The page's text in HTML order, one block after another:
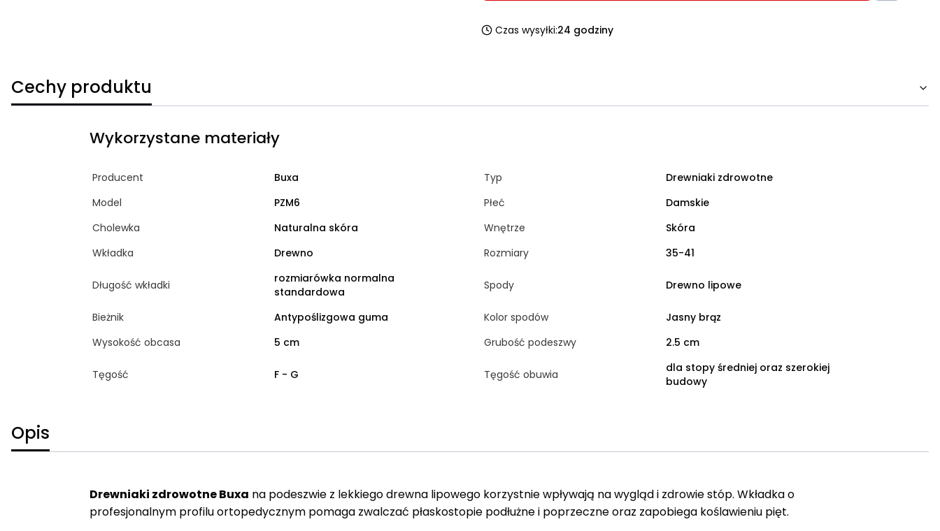
Czas wysyłki:24 godziny
Cechy produktu
Wykorzystane materiały
Producent Buxa Typ
Drewniaki zdrowotne
Model
PZM6 Płeć
Damskie
Cholewka
Naturalna skóra Wnętrze
Skóra
Wkładka
Drewno Rozmiary 35-41
Długość wkładki
rozmiarówka normalna
standardowa
Spody Drewno lipowe
Bieżnik Antypoślizgowa guma Kolor spodów
Jasny brąz
Wysokość obcasa
5 cm Grubość podeszwy 2.5 cm
Tęgość F - G Tęgość obuwia
dla stopy średniej oraz szerokiej
budowy
Opis
Drewniaki zdrowotneBuxa na podeszwie z lekkiego drewna lipowego korzystnie wpływają na wygląd i zdrowie stóp. Wkładka o
profesjonalnym profilu ortopedycznym pomaga zwalczać płaskostopie podłużne i poprzeczne oraz zapobiega koślawieniu pięt.